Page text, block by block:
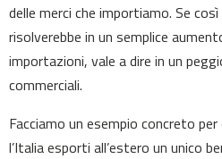
delle merci che importiamo. Se
risolverebbe in un semplice
importazioni, vale a dire in un
commerciali.
Facciamo un esempio concreto
l’Italia esporti all’estero un unico